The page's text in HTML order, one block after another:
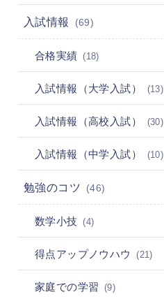
入試情報 (69)
合格実績 (18)
入試情報（大学入試） (13)
入試情報（高校入試） (30)
入試情報（中学入試） (10)
勉強のコツ (46)
数学小技 (4)
得点アップノウハウ (21)
家庭での学習 (9)